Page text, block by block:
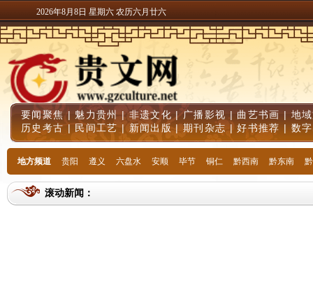
2026年8月8日 星期六 农历六月廿六
要闻聚焦| 魅力贵州|非遗文化 |广播影视 | 曲艺书画 | 地
历史考古 | 民间工艺 | 新闻出版|期刊杂志 |好书推荐 | 数
地方频道 贵阳 遵义 六盘水 安顺 毕节 铜仁 黔西南 黔东南
滚动新闻：